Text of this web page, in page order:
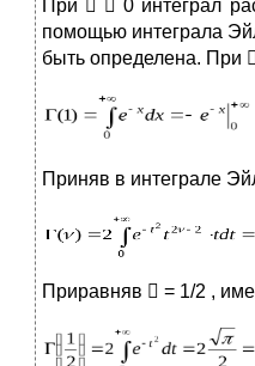
При
 0 интеграл
помощью интеграла
быть определена. При 
Приняв в интеграле
Приравняв  = 1/2 ,